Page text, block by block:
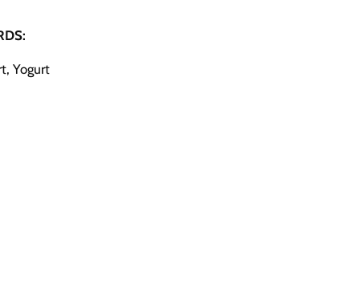
Yogurt